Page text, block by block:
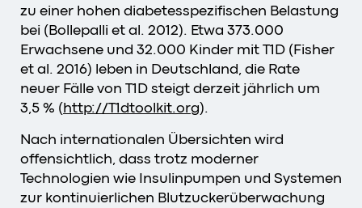
zu einer hohen diabetesspezifischen Belastung
bei (Bollepalli et al. 2012). Etwa 373.000
Erwachsene und 32.000 Kinder mit T1D (Fisher
et al. 2016) leben in Deutschland, die Rate
neuer Fälle von T1D steigt derzeit jährlich um
3,5 % (http://T1dtoolkit.org).
Nach internationalen Übersichten wird
offensichtlich, dass trotz moderner
Technologien wie Insulinpumpen und Systemen
zur kontinuierlichen Blutzuckerüberwachung